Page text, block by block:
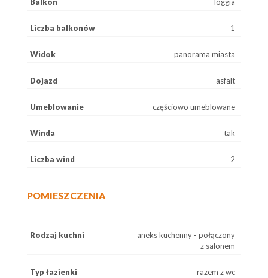
Balkon loggia
Liczba balkonów 1
Widok panorama miasta
Dojazd asfalt
Umeblowanie częściowo umeblowane
Winda tak
Liczba wind 2
POMIESZCZENIA
Rodzaj kuchni
aneks kuchenny - połączony
z salonem
Typ łazienki razem z wc